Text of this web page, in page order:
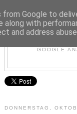
GOOGLE
DONNERSTAG,
Google to
along with
and address